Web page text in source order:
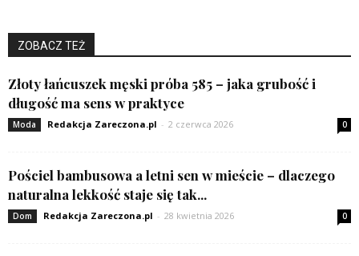
ZOBACZ TEŻ
Złoty łańcuszek męski próba 585 – jaka grubość i
długość ma sens w praktyce
Moda Redakcja Zareczona.pl - 2 czerwca 2026 0
Pościel bambusowa a letni sen w mieście – dlaczego
naturalna lekkość staje się tak...
Dom Redakcja Zareczona.pl - 28 kwietnia 2026 0